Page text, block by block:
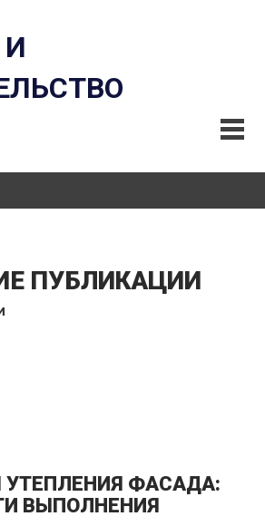
ПУБЛИКАЦИИ
УТЕПЛЕНИЯ ФАСАДА:
ВЫПОЛНЕНИЯ